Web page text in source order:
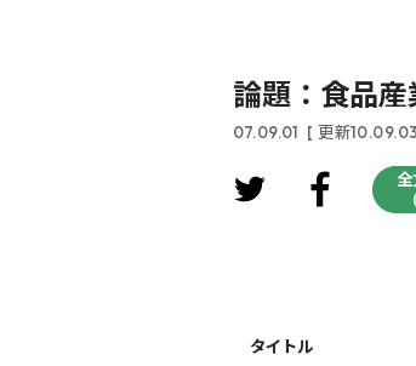
論題：食品
07.09.01 [ 更新
タイトル